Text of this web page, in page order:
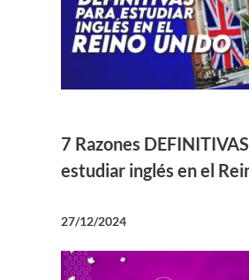
7 Razones
estudiar inglés en el
27/12/2024